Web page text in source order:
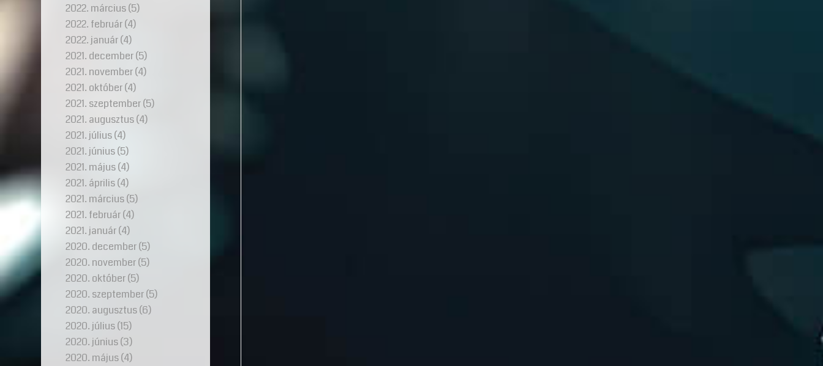
2022. március(5)
2022. február(4)
2022. január(4)
2021. december(5)
2021. november(4)
2021. október(4)
2021. szeptember(5)
2021. augusztus(4)
2021. július(4)
2021. június(5)
2021. május(4)
2021. április(4)
2021. március(5)
2021. február(4)
2021. január(4)
2020. december(5)
2020. november(5)
2020. október(5)
2020. szeptember(5)
2020. augusztus(6)
2020. július(15)
2020. június(3)
2020. május(4)